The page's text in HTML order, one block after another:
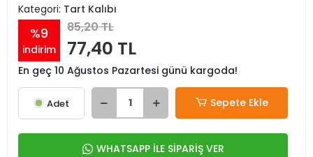
Kategori: Tart Kalıbı
%9
indirim
85,20 TL
77,40 TL
En geç 10 Ağustos Pazartesi günü kargoda!
Adet Sepete Ekle
WHATSAPP İLE SİPARİŞ VER